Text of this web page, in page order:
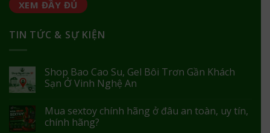
XEM ĐẦY ĐỦ
TIN TỨC & SỰ KIỆN
Shop Bao Cao Su, Gel Bôi Trơn Gần Khách
Sạn Ở Vinh Nghệ An
Mua sextoy chính hãng ở đâu an toàn, uy tín,
chính hãng?